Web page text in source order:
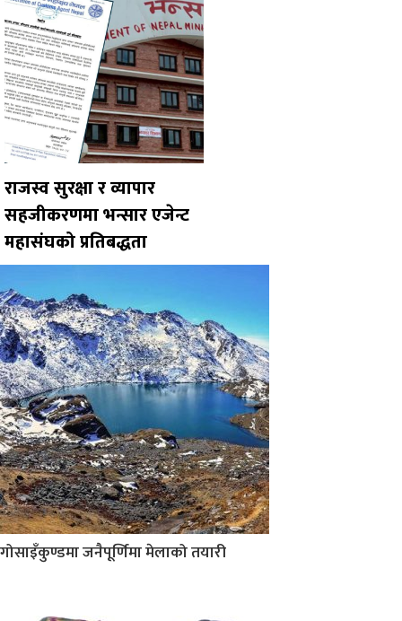
राजस्व सुरक्षा र व्यापार
सहजीकरणमा भन्सार एजेन्ट
महासंघको प्रतिबद्धता
गोसाइँकुण्डमा जनैपूर्णिमा मेलाको तयारी